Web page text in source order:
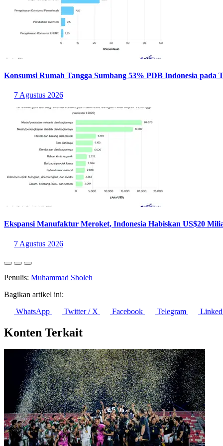
Konsumsi Rumah Tangga Sumbang 53% PDB Indonesia pada
7 Agustus 2026
Ekspansi Manufaktur Meroket, Indonesia Habiskan US$20
7 Agustus 2026
Penulis: Muhammad Sholeh
Bagikan artikel ini:
WhatsApp
Twitter / X Facebook Telegram
Konten Terkait